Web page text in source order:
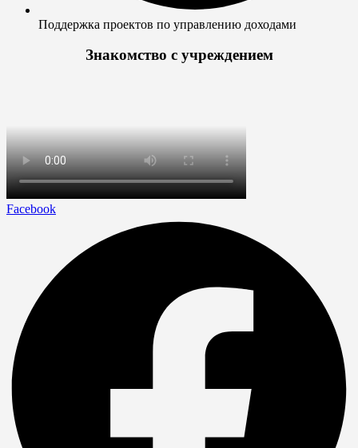
Поддержка проектов по управлению доходами
Знакомство с учреждением
Facebook